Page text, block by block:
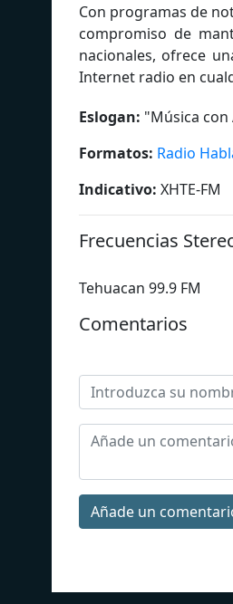
Con programas de
compromiso de
nacionales, ofrece
Internet radio en
Eslogan: "Música con
Formatos: Radio
Indicativo: XHTE-FM
Frecuencias
Tehuacan 99.9 FM
Comentarios
Añade un